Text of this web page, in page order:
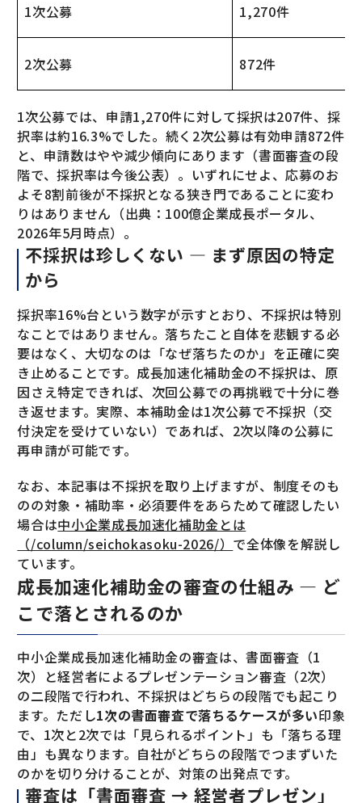
1次公募 1,270件
2次公募 872件
1次公募では、申請1,270件に対して採択は207件、採
択率は約16.3%でした。続く2次公募は有効申請872件
と、申請数はやや減少傾向にあります（書面審査の段
階で、採択率は今後公表）。いずれにせよ、応募のお
よそ8割前後が不採択となる狭き門であることに変わ
りはありません（出典：100億企業成長ポータル、
2026年5月時点）。
不採択は珍しくない — まず原因の特定
から
採択率16%台という数字が示すとおり、不採択は特別
なことではありません。落ちたこと自体を悲観する必
要はなく、大切なのは「なぜ落ちたのか」を正確に突
き止めることです。成長加速化補助金の不採択は、原
因さえ特定できれば、次回公募での再挑戦で十分に巻
き返せます。実際、本補助金は1次公募で不採択（交
付決定を受けていない）であれば、2次以降の公募に
再申請が可能です。
なお、本記事は不採択を取り上げますが、制度そのも
のの対象・補助率・必須要件をあらためて確認したい
場合は中小企業成長加速化補助金とは
（/column/seichokasoku-2026/） で全体像を解説し
ています。
成長加速化補助金の審査の仕組み — ど
こで落とされるのか
中小企業成長加速化補助金の審査は、書面審査（1
次）と経営者によるプレゼンテーション審査（2次）
の二段階で行われ、不採択はどちらの段階でも起こり
ます。ただし1次の書面審査で落ちるケースが多い印象
で、1次と2次では「見られるポイント」も「落ちる理
由」も異なります。自社がどちらの段階でつまずいた
のかを切り分けることが、対策の出発点です。
審査は「書面審査 → 経営者プレゼン」